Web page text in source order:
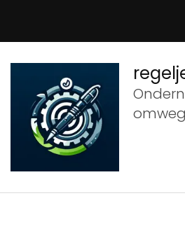
inhoud
(druk
Enter)